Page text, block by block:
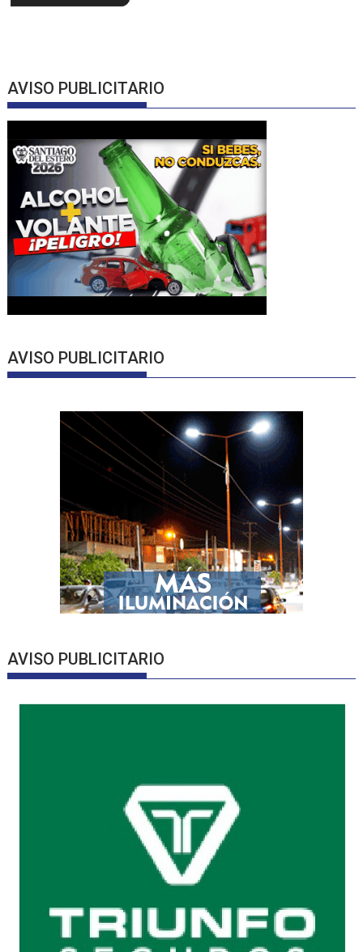
AVISO PUBLICITARIO
AVISO PUBLICITARIO
AVISO PUBLICITARIO